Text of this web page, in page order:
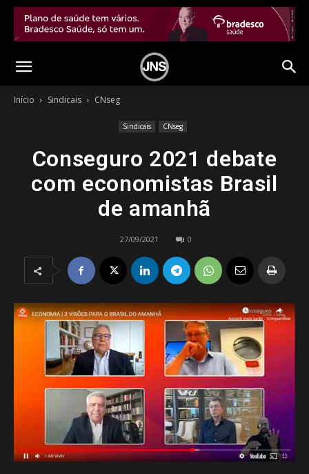
Início Sindicais CNseg
Sindicais CNseg
Conseguro 2021 debate
com economistas Brasil
de amanhã
27/09/2021 0